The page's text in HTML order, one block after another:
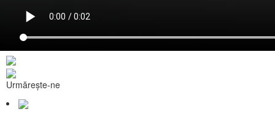
Urmărește-ne